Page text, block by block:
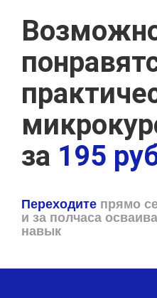
за 195
Переходите прямо
и за полчаса
навык